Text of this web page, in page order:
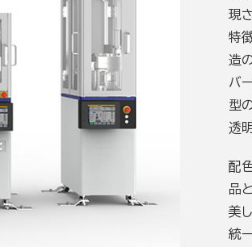
現
特
造
バ
型
透
配
品
美
統